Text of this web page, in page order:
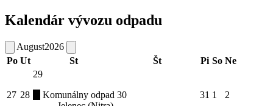
Kalendár vývozu odpadu
August2026
Po Ut St Št Pi So Ne
27 28
29
Komunálny odpad 30 31 1 2